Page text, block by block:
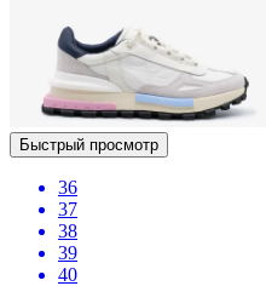
Быстрый просмотр
36
37
38
39
40